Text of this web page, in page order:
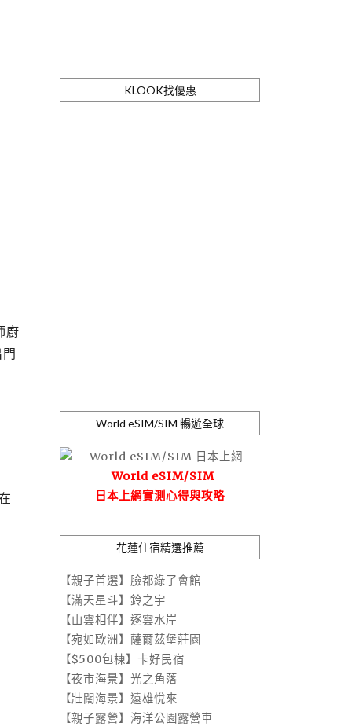
廚
KLOOK找優惠
World eSIM/SIM 暢遊全球
World eSIM/SIM
日本上網實測心得與攻略
花蓮住宿精選推薦
【親子首選】臉都綠了會館
【滿天星斗】鈴之宇
【山雲相伴】逐雲水岸
【宛如歐洲】薩爾茲堡莊園
【$500包棟】卡好民宿
【夜市海景】光之角落
【壯闊海景】遠雄悅來
【親子露營】海洋公園露營車